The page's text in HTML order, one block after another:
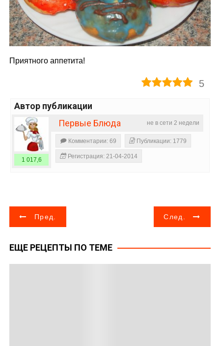
Приятного аппетита!
5
Автор публикации
не в сети 2 недели
Первые Блюда
1 017,6
Комментарии: 69 Публикации: 1779
Регистрация: 21-04-2014
Н
в
Пред. След.
ЕЩЕ РЕЦЕПТЫ ПО ТЕМЕ